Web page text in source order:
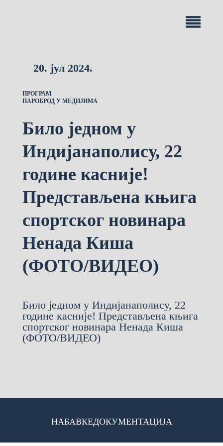
20. јул 2024.
ПРОГРАМ
ПАРОБРОД У МЕДИЈИМА
Било једном у
Индијанаполису, 22
године касније!
Представљена књига
спортског новинара
Ненада Киша
(ФОТО/ВИДЕО)
Било једном у Индијанаполису, 22
године касније! Представљена књига
спортског новинара Ненада Киша
(ФОТО/ВИДЕО)
НАБАВКЕДОКУМЕНТАЦИЈА